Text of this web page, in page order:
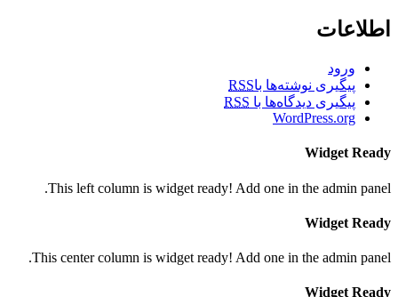
اطلاعات
ورود
پیگیری نوشته‌ها باRSS
پیگیری دیدگاه‌ها با RSS
WordPress.org
Widget Ready
This left column is widget ready! Add one in the admin panel.
Widget Ready
This center column is widget ready! Add one in the admin panel.
Widget Ready